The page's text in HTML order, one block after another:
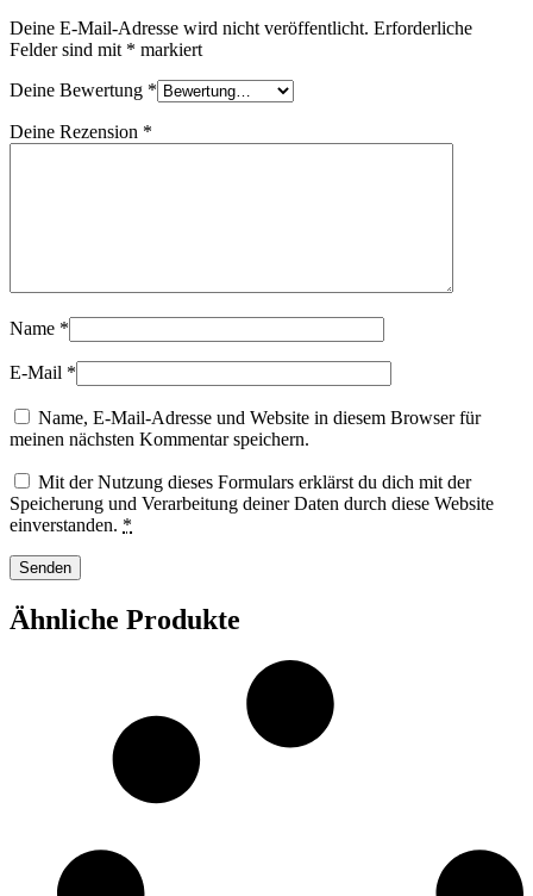
Deine E-Mail-Adresse wird nicht veröffentlicht. Erforderliche
Felder sind mit * markiert
Deine Bewertung *
Deine Rezension *
Name *
E-Mail *
Name, E-Mail-Adresse und Website in diesem Browser für
meinen nächsten Kommentar speichern.
Mit der Nutzung dieses Formulars erklärst du dich mit der
Speicherung und Verarbeitung deiner Daten durch diese Website
einverstanden. *
Ähnliche Produkte